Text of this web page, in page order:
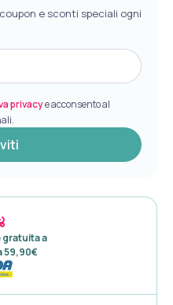
e sconti speciali ogni
privacye acconsento al
a
59,90€